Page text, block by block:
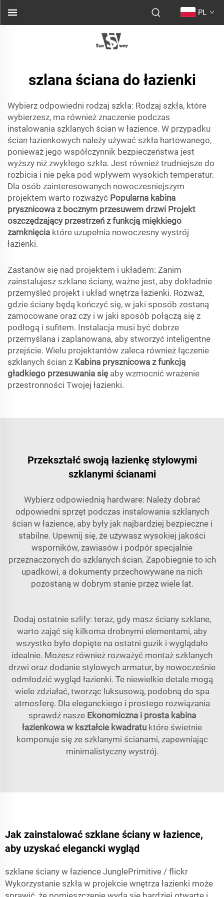
PL
szlana ściana do łazienki
Wybierz odpowiedni rodzaj szkła: Rodzaj szkła, które
wybierzesz, ma również znaczenie podczas
instalowania szklanych ścian w łazience. W przypadku
ścian łazienkowych należy używać szkła hartowanego,
ponieważ jego współczynnik bezpieczeństwa jest
wyższy niż zwykłego szkła. Jest również trudniejsze do
rozbicia i nie pęka pod wpływem wysokich temperatur.
Dla osób zainteresowanych nowoczesniejszym
projektem warto rozważyć Popularna kabina
prysznicowa z bocznym przesuwem drzwi Projekt
oszczędzający przestrzeń z funkcją miękkiego
zamknięcia które uzupełnia nowoczesny wystrój
łazienki.
Zastanów się nad projektem i układem: Zanim
zainstalujesz szklane ściany, ważne jest, aby dokładnie
przemyśleć projekt i układ wnętrza łazienki. Rozważ,
gdzie ściany będą kończyć się, w jaki sposób zostaną
zamocowane oraz czy i w jaki sposób połączą się z
podłogą i sufitem. Instalacja musi być dobrze
przemyślana i zaplanowana, aby stworzyć inteligentne
przejście. Wielu projektantów zaleca również łączenie
szklanych ścian z Kabina prysznicowa z funkcją
gładkiego przesuwania się aby wzmocnić wrażenie
przestronności Twojej łazienki.
Przekształć swoją łazienkę stylowymi
szklanymi ścianami
Wybierz odpowiednią hardware: Należy dobrać
odpowiedni sprzęt podczas instalowania szklanych
ścian w łazience, aby były jak najbardziej bezpieczne i
stabilne. Upewnij się, że używasz wysokiej jakości
wsporników, zawiasów i podpór specjalnie
przeznaczonych do szklanych ścian. Zapobiegnie to ich
upadkowi, a dokumenty przechowywane na nich
pozostaną w dobrym stanie przez wiele lat.
Dodaj ostatnie szlify: teraz, gdy masz ściany szklane,
warto zająć się kilkoma drobnymi elementami, aby
wszystko było dopięte na ostatni guzik i wyglądało
idealnie. Możesz również rozważyć montaż szklanych
drzwi oraz dodanie stylowych armatur, by nowocześnie
odmłodzić wygląd łazienki. Te niewielkie detale mogą
wiele zdziałać, tworząc luksusową, podobną do spa
atmosferę. Dla eleganckiego i prostego rozwiązania
sprawdź nasze Ekonomiczna i prosta kabina
łazienkowa w kształcie kwadratu które świetnie
komponuje się ze szklanymi ścianami, zapewniając
minimalistyczny wystrój.
Jak zainstalować szklane ściany w łazience,
aby uzyskać elegancki wygląd
szklane ściany w łazience JunglePrimitive / flickr
Wykorzystanie szkła w projekcie wnętrza łazienki może